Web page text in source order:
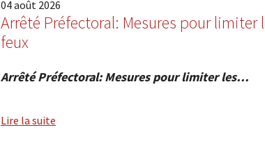
04août 2026
Arrêté Préfectoral: Mesures pour limiter
feux
Arrêté Préfectoral: Mesures pour limiter les…
Lire la suite